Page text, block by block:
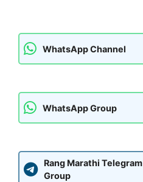
WhatsApp Channel
WhatsApp Group
Rang Marathi Telegram
Group